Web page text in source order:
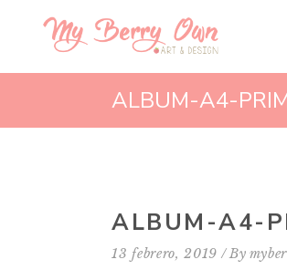
ALBUM-A4-
ALBUM-A4-
13 febrero, 2019 By